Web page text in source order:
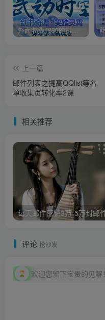
外面收费1980的抖音武动时空直播项目，无需真人出镜，实时互动直播【软件+详细教程】
上一篇
邮件列表之提高QQlist等名
单收集页转化率2课
相关推荐
评论 抢沙发
欢迎您留下宝贵的见解！